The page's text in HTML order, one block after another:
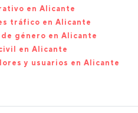
en Alicante
tráfico en Alicante
género en Alicante
en Alicante
y usuarios en Alicante